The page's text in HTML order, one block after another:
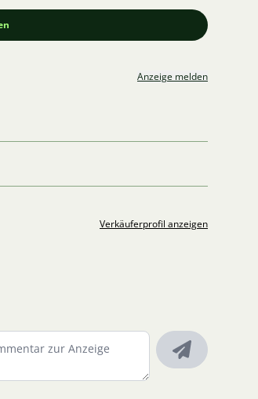
Anzeige melden
Verkäuferprofil anzeigen